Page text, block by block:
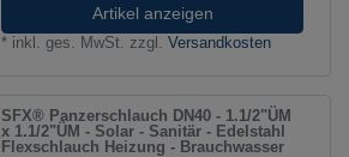
Artikel anzeigen
* inkl. ges. MwSt. zzgl.Versandkosten
SFX® Panzerschlauch DN40 - 1.1/2"ÜM
x 1.1/2"ÜM - Solar - Sanitär - Edelstahl
Flexschlauch Heizung - Brauchwasser